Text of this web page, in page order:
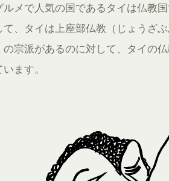
ルメで人気の国であるタイは仏教
て、タイは上座部仏教（じょうざ
の宗派があるのに対して、タイの
ます。